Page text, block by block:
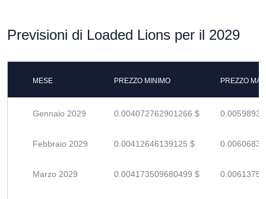
Previsioni di Loaded Lions per il 2029
MESE PREZZO MINIMO PREZZO
Gennaio 2029 0.004072762901266 $
Febbraio 2029 0.00412646139125 $
Marzo 2029 0.004173509680499 $